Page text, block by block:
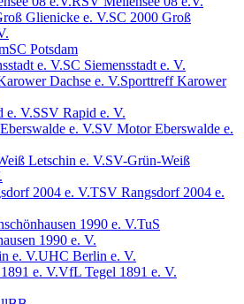
SC 2000 Groß
SC Potsdam
SC Siemensstadt e. V.
Sporttreff Karower
SSV Rapid e. V.
SV Motor Eberswalde e.
SV-Grün-Weiß
TSV Rangsdorf 2004 e.
TuS
1990 e. V.
UHC Berlin e. V.
VfL Tegel 1891 e. V.